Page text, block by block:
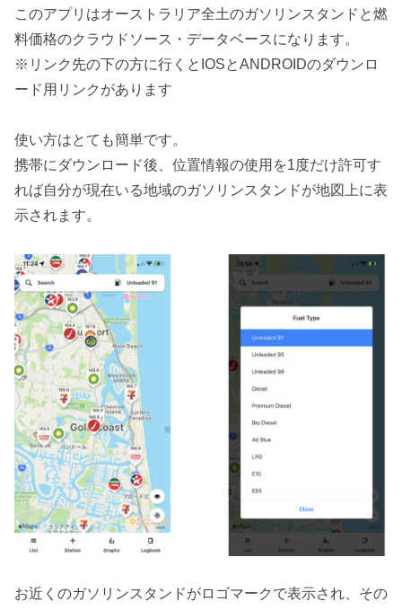
このアプリはオーストラリア全土のガソリンスタンドと燃
料価格のクラウドソース・データベースになります。
※リンク先の下の方に行くとIOSとANDROIDのダウンロ
ード用リンクがあります
使い方はとても簡単です。
携帯にダウンロード後、位置情報の使用を1度だけ許可す
れば自分が現在いる地域のガソリンスタンドが地図上に表
示されます。
お近くのガソリンスタンドがロゴマークで表示され、その